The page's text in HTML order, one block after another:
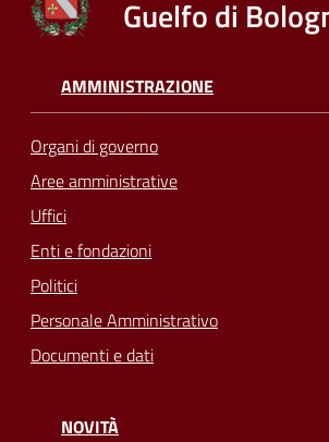
Guelfo di
AMMINISTRAZIONE
Organi di governo
Aree amministrative
Uffici
Enti e fondazioni
Politici
Personale Amministrativo
Documenti e dati
NOVITÀ